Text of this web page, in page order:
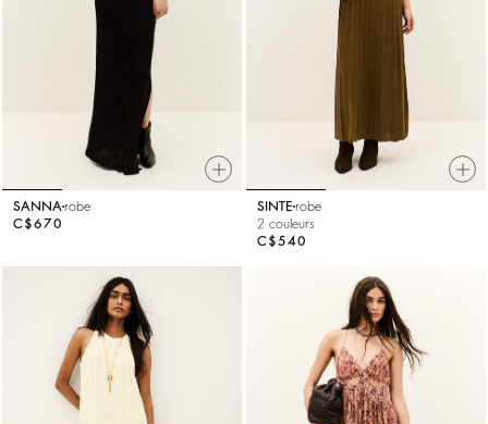
SANNA robe
C$670
SINTE robe
2 couleurs
C$540